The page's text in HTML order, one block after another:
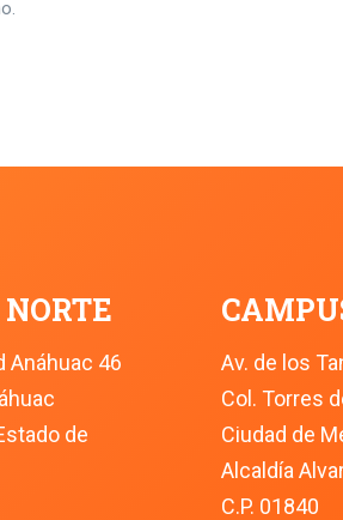
Anáhuac 46
de
Av. de los
Col. Torres
Ciudad de
Alcaldía
C.P. 01840